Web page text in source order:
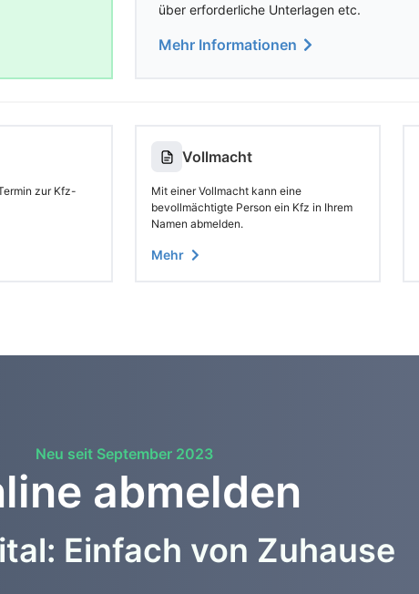
über erforderliche Unterlagen etc.
Mehr Informationen
zur Kfz-
Vollmacht
Mit einer Vollmacht kann eine
bevollmächtigte Person ein Kfz in Ihrem
Namen abmelden.
Mehr
Neu seit September 2023
abmelden
Einfach von Zuhause